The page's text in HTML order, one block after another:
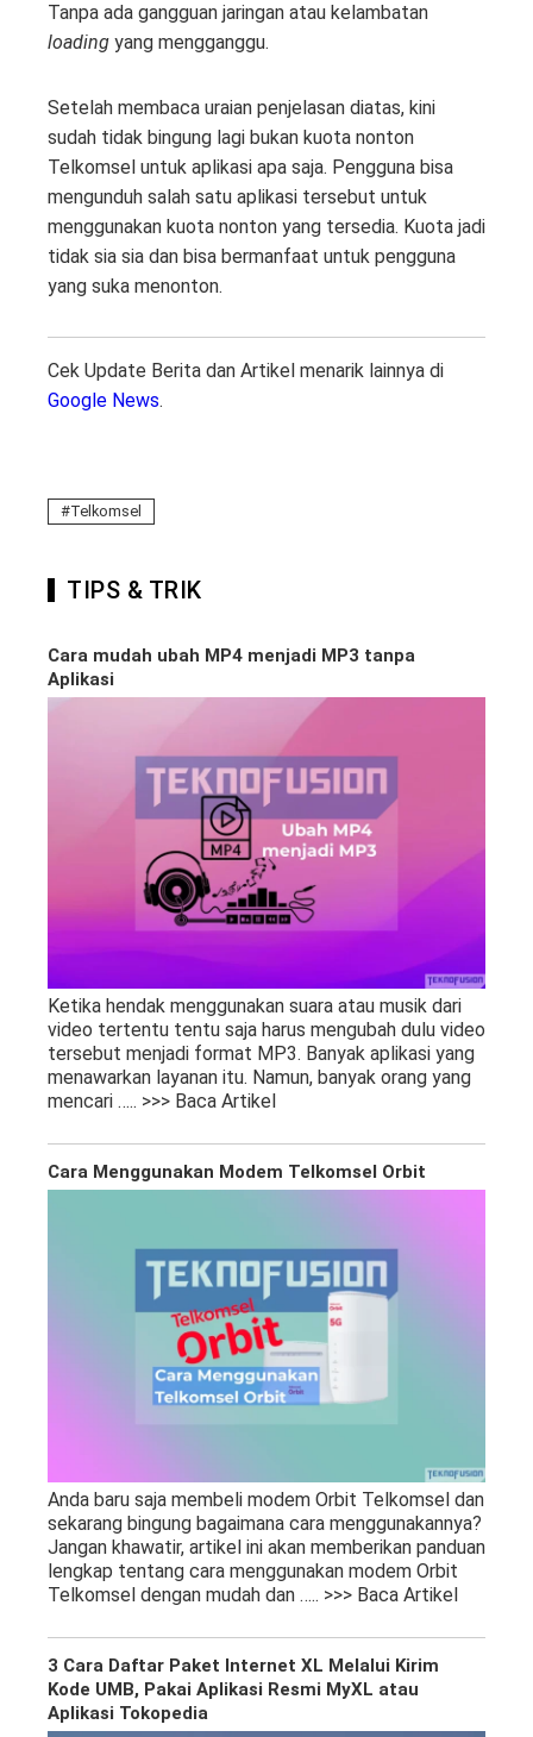
Tanpa ada gangguan jaringan atau kelambatan
loading yang mengganggu.
Setelah membaca uraian penjelasan diatas, kini
sudah tidak bingung lagi bukan kuota nonton
Telkomsel untuk aplikasi apa saja. Pengguna bisa
mengunduh salah satu aplikasi tersebut untuk
menggunakan kuota nonton yang tersedia. Kuota jadi
tidak sia sia dan bisa bermanfaat untuk pengguna
yang suka menonton.
Cek Update Berita dan Artikel menarik lainnya di
Google News.
Telkomsel
TIPS & TRIK
Cara mudah ubah MP4 menjadi MP3 tanpa
Aplikasi
Ketika hendak menggunakan suara atau musik dari
video tertentu tentu saja harus mengubah dulu video
tersebut menjadi format MP3. Banyak aplikasi yang
menawarkan layanan itu. Namun, banyak orang yang
mencari ….. >>> Baca Artikel
Cara Menggunakan Modem Telkomsel Orbit
Anda baru saja membeli modem Orbit Telkomsel dan
sekarang bingung bagaimana cara menggunakannya?
Jangan khawatir, artikel ini akan memberikan panduan
lengkap tentang cara menggunakan modem Orbit
Telkomsel dengan mudah dan ….. >>> Baca Artikel
3 Cara Daftar Paket Internet XL Melalui Kirim
Kode UMB, Pakai Aplikasi Resmi MyXL atau
Aplikasi Tokopedia